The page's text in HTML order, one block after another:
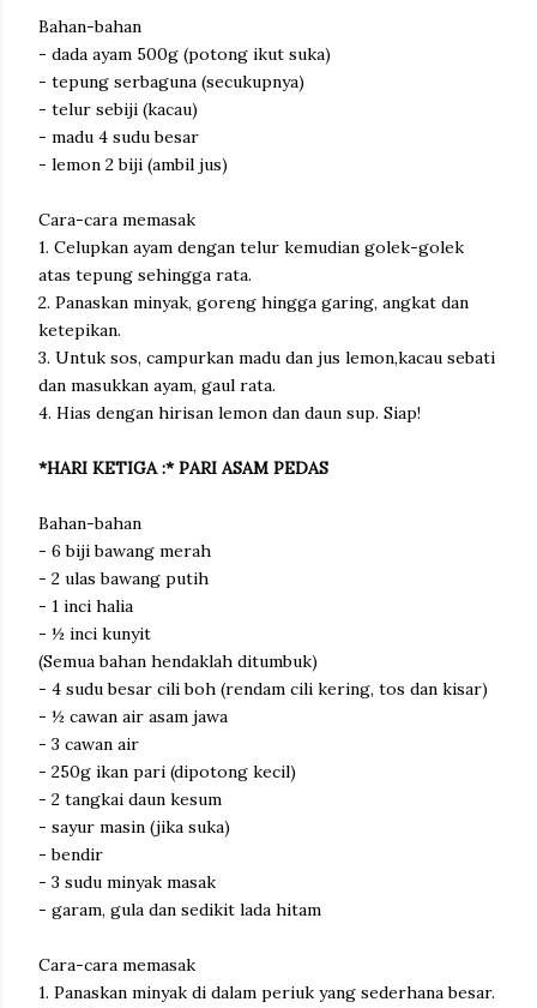
Bahan-bahan
- dada ayam 500g (potong ikut suka)
- tepung serbaguna (secukupnya)
- telur sebiji (kacau)
- madu 4 sudu besar
- lemon 2 biji (ambil jus)
Cara-cara memasak
1. Celupkan ayam dengan telur kemudian golek-golek
atas tepung sehingga rata.
2. Panaskan minyak, goreng hingga garing, angkat dan
ketepikan.
3. Untuk sos, campurkan madu dan jus lemon,kacau sebati
dan masukkan ayam, gaul rata.
4. Hias dengan hirisan lemon dan daun sup. Siap!
*HARI KETIGA :* PARI ASAM PEDAS
Bahan-bahan
- 6 biji bawang merah
- 2 ulas bawang putih
- 1 inci halia
- ½ inci kunyit
(Semua bahan hendaklah ditumbuk)
- 4 sudu besar cili boh (rendam cili kering, tos dan kisar)
- ½ cawan air asam jawa
- 3 cawan air
- 250g ikan pari (dipotong kecil)
- 2 tangkai daun kesum
- sayur masin (jika suka)
- bendir
- 3 sudu minyak masak
- garam, gula dan sedikit lada hitam
Cara-cara memasak
1. Panaskan minyak di dalam periuk yang sederhana besar.